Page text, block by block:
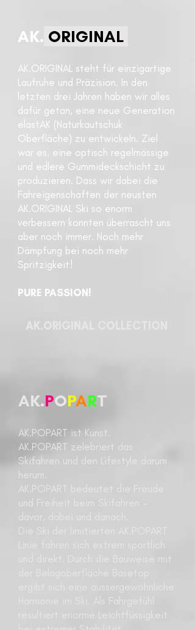
AK. ORIGINAL
AK.ORIGINAL steht für einzigartige
Laufruhe und Präzision. In den
letzten drei Jahren haben wir alles
dafür getan, eine neue Generation
elastAK (Naturkautschuk
Oberfläche) zu entwickeln. Ziel
war es, eine optisch regelmässige
und edlere Gummideckschicht zu
produzieren. Dass wir dabei die
Fahreigenschaften der neusten
AK.ORIGINAL Ski so enorm
verbessern konnten überrascht uns
aber noch immer. Noch mehr
Dämpfung bei noch mehr
Spritzigkeit!
PURE PASSION!
AK.ORIGINAL COLLECTION
AK.POPART
AK.POPART ist Kunst.
AK.POPART zelebriert das
Skifahren und den Lifestyle darum
herum.
AK.POPART bedeutet die Freude
und Freiheit beim Skifahren –
davor, dabei und danach.
Die Ski der limitierten AK.POPART
und direkt. Durch die Bauweise mit
ergibt sich eine aussergewöhnliche
Harmonie im Ski. Als Fahrgefühl
resultiert enorme Leichtfüssigkeit